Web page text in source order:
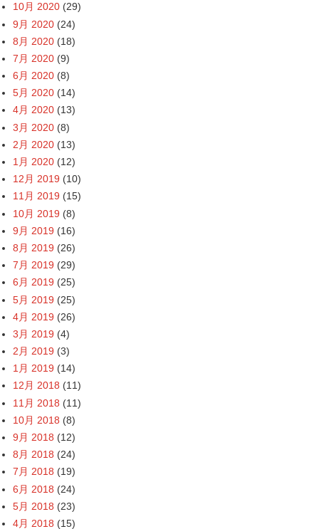
10月 2020 (29)
9月 2020 (24)
8月 2020 (18)
7月 2020 (9)
6月 2020 (8)
5月 2020 (14)
4月 2020 (13)
3月 2020 (8)
2月 2020 (13)
1月 2020 (12)
12月 2019 (10)
11月 2019 (15)
10月 2019 (8)
9月 2019 (16)
8月 2019 (26)
7月 2019 (29)
6月 2019 (25)
5月 2019 (25)
4月 2019 (26)
3月 2019 (4)
2月 2019 (3)
1月 2019 (14)
12月 2018 (11)
11月 2018 (11)
10月 2018 (8)
9月 2018 (12)
8月 2018 (24)
7月 2018 (19)
6月 2018 (24)
5月 2018 (23)
4月 2018 (15)